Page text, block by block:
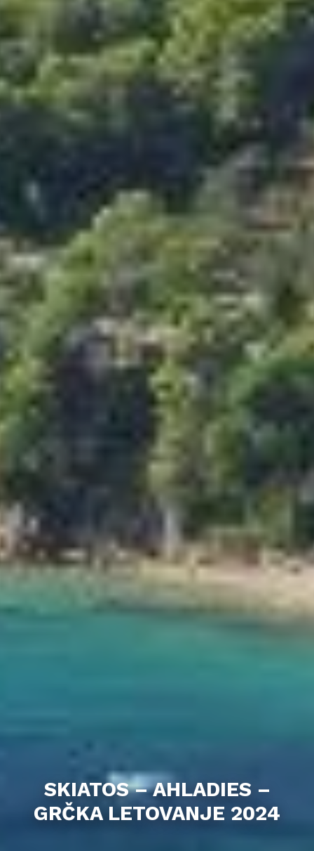
SKIATOS – AHLADIES –
GRČKA LETOVANJE 2024